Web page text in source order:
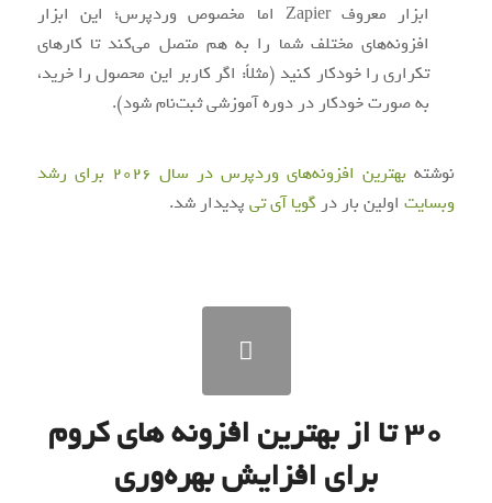
ابزار معروف Zapier اما مخصوص وردپرس؛ این ابزار
افزونه‌های مختلف شما را به هم متصل می‌کند تا کارهای
تکراری را خودکار کنید (مثلاً: اگر کاربر این محصول را خرید،
به صورت خودکار در دوره آموزشی ثبت‌نام شود).
نوشته
بهترین افزونه‌های وردپرس در سال ۲۰۲۶ برای رشد
وبسایتاولین بار در گويا آی‌ تیپدیدار شد.
۳۰ تا از بهترین افزونه های کروم
برای افزایش بهره‌وری